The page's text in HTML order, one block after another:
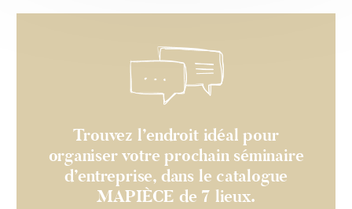
Trouvez l’endroit idéal pour
organiser votre prochain séminaire
d’entreprise, dans le catalogue
MAPIÈCE de 7 lieux.